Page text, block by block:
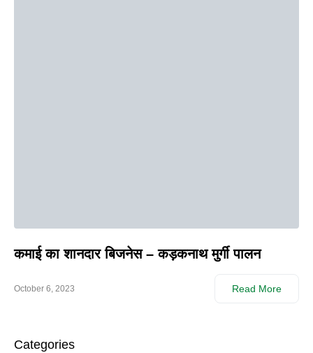
कमाई का शानदार बिजनेस – कड़कनाथ मुर्गी पालन
October 6, 2023 Read More
Categories